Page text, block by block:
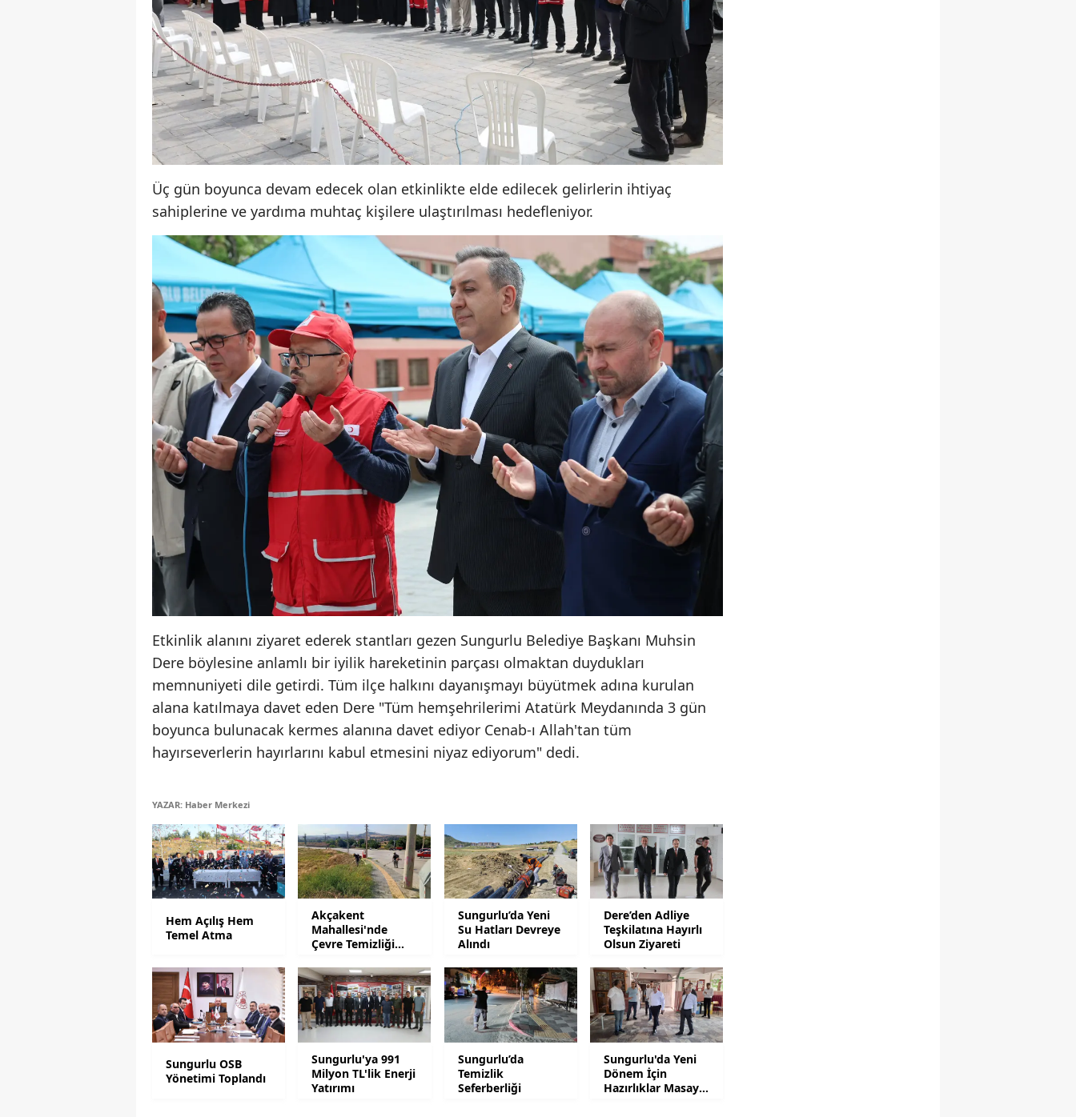
Sakarya
Samsun
Siirt
Sinop
Sivas
Tekirdağ
Tokat
Trabzon
Tunceli
Şanlıurfa
Uşak
Van
Yozgat
Zonguldak
Aksaray
Bayburt
Şırnak
Bartın
Ardahan
Karabük
Kilis
Osmaniye
Düzce
Üç gün boyunca devam edecek olan etkinlikte elde edilecek gelirlerin ihtiyaç
sahiplerine ve yardıma muhtaç kişilere ulaştırılması hedefleniyor.
Etkinlik alanını ziyaret ederek stantları gezen Sungurlu Belediye Başkanı Muhsin
Dere böylesine anlamlı bir iyilik hareketinin parçası olmaktan duydukları
memnuniyeti dile getirdi. Tüm ilçe halkını dayanışmayı büyütmek adına kurulan
alana katılmaya davet eden Dere "Tüm hemşehrilerimi Atatürk Meydanında 3 gün
boyunca bulunacak kermes alanına davet ediyor Cenab-ı Allah'tan tüm
hayırseverlerin hayırlarını kabul etmesini niyaz ediyorum" dedi.
YAZAR: Haber Merkezi
Hem Açılış Hem
Temel Atma
Akçakent
Mahallesi'nde
Çevre Temizliği
Sungurlu’da Yeni
Su Hatları Devreye
Alındı
Dere’den Adliye
Teşkilatına Hayırlı
Olsun Ziyareti
Sungurlu OSB
Yönetimi Toplandı
Sungurlu'ya 991
Milyon TL'lik Enerji
Yatırımı
Sungurlu’da
Temizlik
Seferberliği
Sungurlu'da Yeni
Dönem İçin
Hazırlıklar Masaya